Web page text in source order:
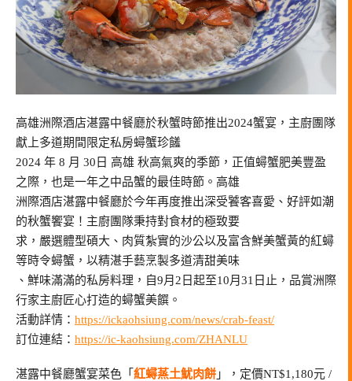
高雄洲際酒店湛露中餐廳於秋蟹時節推出2024蟹宴，主廚團隊
獻上多道期間限定私房蟳蟹珍饈
2024 年 8 月 30日 高雄 秋高氣爽的季節，正值蟳蟹肥美豐盈
之際，也是一年之中品蟹的最佳時節。高雄
洲際酒店湛露中餐廳於今年再度推出深受饕客喜愛、好評如潮
的秋蟹饗宴！主廚團隊秉持對食材的極致要
求，嚴選體型碩大、肉質紮實的沙公以及富含鮮美蟹黃的紅蟳
等時令蟳蟹，以精湛手藝烹製多道清甜美味
、鮮味滿滿的私房料理，自9月2日起至10月31日止，品賞洲際
行家主廚匠心打造的蟳蟹美饌。
活動詳情： https://ickaohsiung.com/news/crab-feast/
訂位連結： https://ic-kaohsiung.com/ZHANLU
湛露中餐廳蟹宴菜色「 紅蟳蒸土魷肉餅 」，定價NT$1,180元 /